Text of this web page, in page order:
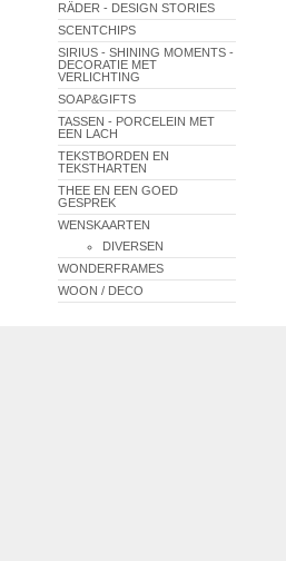
RÄDER - DESIGN STORIES
SCENTCHIPS
SIRIUS - SHINING MOMENTS -
DECORATIE MET
VERLICHTING
SOAP&GIFTS
TASSEN - PORCELEIN MET
EEN LACH
TEKSTBORDEN EN
TEKSTHARTEN
THEE EN EEN GOED
GESPREK
WENSKAARTEN
DIVERSEN
WONDERFRAMES
WOON / DECO